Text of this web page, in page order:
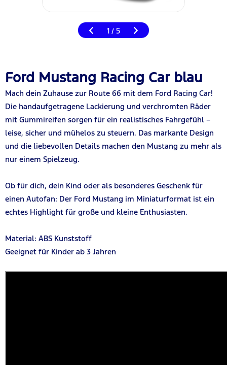
1 / 5
Ford Mustang Racing Car blau
Mach dein Zuhause zur Route 66 mit dem Ford Racing Car!
Die handaufgetragene Lackierung und verchromten Räder
mit Gummireifen sorgen für ein realistisches Fahrgefühl –
leise, sicher und mühelos zu steuern. Das markante Design
und die liebevollen Details machen den Mustang zu mehr als
nur einem Spielzeug.
Ob für dich, dein Kind oder als besonderes Geschenk für
einen Autofan: Der Ford Mustang im Miniaturformat ist ein
echtes Highlight für große und kleine Enthusiasten.
Material: ABS Kunststoff
Geeignet für Kinder ab 3 Jahren